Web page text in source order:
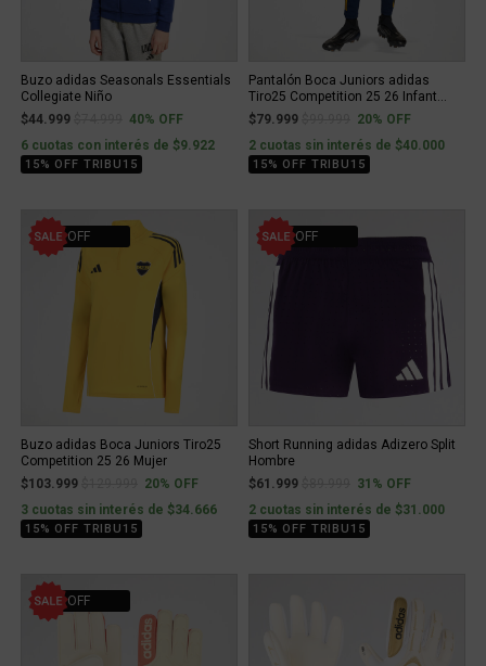
Buzo adidas Seasonals Essentials
Collegiate Niño
$44.999
Price reduced from
to40% OFF
6 cuotas con interés de $9.922
15% OFF TRIBU15
Pantalón Boca Juniors adidas
Tiro25 Competition 25 26 Infant...
$79.999
Price reduced from
to20% OFF
2 cuotas sin interés de $40.000
15% OFF TRIBU15
20% OFF
Buzo adidas Boca Juniors Tiro25
Competition 25 26 Mujer
$103.999
Price reduced from
to20% OFF
3 cuotas sin interés de $34.666
15% OFF TRIBU15
31% OFF
Short Running adidas Adizero Split
Hombre
$61.999
Price reduced from
to31% OFF
2 cuotas sin interés de $31.000
15% OFF TRIBU15
52% OFF